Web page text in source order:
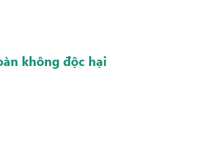
không độc hại